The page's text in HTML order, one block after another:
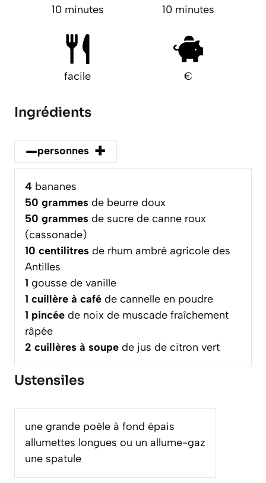
10 minutes 10 minutes
facile €
Ingrédients
–personnes +
4 bananes
50 grammes de beurre doux
50 grammes de sucre de canne roux
(cassonade)
10 centilitres de rhum ambré agricole des
Antilles
1 gousse de vanille
1 cuillère à café de cannelle en poudre
1 pincée de noix de muscade fraîchement
râpée
2 cuillères à soupe de jus de citron vert
Ustensiles
une grande poêle à fond épais
allumettes longues ou un allume-gaz
une spatule